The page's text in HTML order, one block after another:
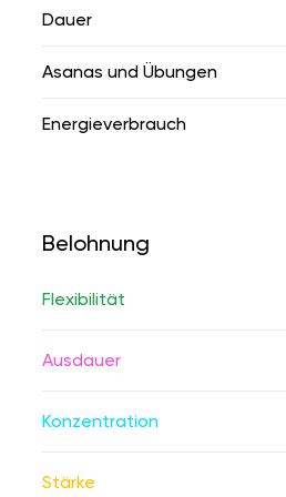
Dauer
Asanas und Übungen
Energieverbrauch
Belohnung
Flexibilität
Ausdauer
Konzentration
Stärke